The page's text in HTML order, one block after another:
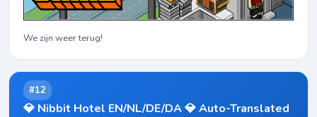
We zijn weer terug!
#12
💎 Nibbit Hotel EN/NL/DE/DA 💎 Auto-Translated